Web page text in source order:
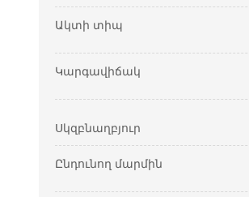
Ակտի տիպ
Կարգավիճակ
Սկզբնաղբյուր
Ընդունող մարմին